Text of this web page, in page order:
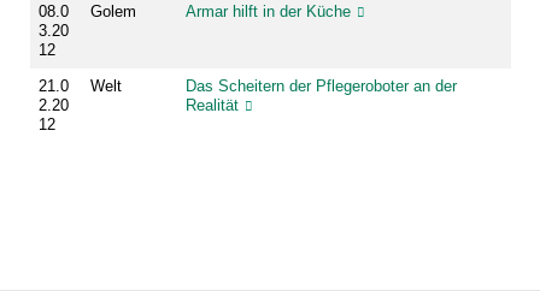
08.0
3.20
12
Golem Armar hilft in der Küche
21.0
2.20
12
Welt
Das Scheitern der Pflegeroboter an der
Realität